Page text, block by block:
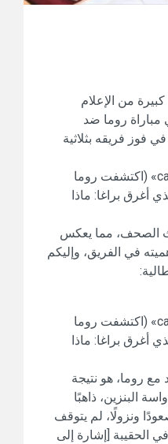
من الإعلام
مباراة روما ضد
فوز فريقه بثلاثية
•عنون موقع «calciomercato» (اكتشفت روما
أغرق براغا: ماذا
الصحف، مما يعكس
في الفريق، وإليكم
•عنون موقع «calciomercato» (اكتشفت روما
أغرق براغا: ماذا
روما، هو نتيجة
البنزين، ذاهبًا
ونزولًا، لم يتوقف
الحقيبة [إشارة إلى